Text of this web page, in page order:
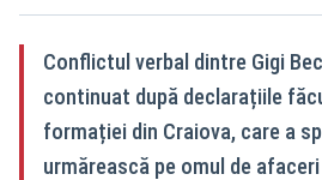
Conflictul verbal dintre Gigi
continuat după declarațiile
formației din Craiova, care a
urmărească pe omul de